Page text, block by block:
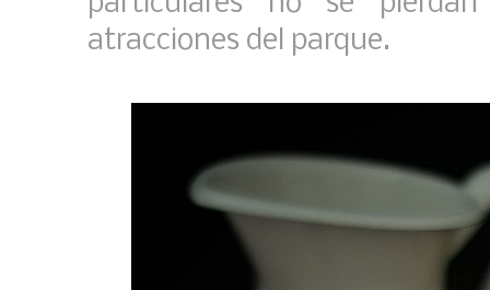
atracciones del parque.